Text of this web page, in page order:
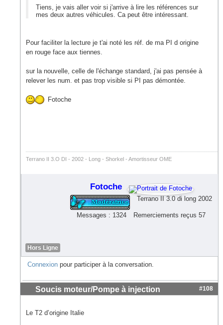
Tiens, je vais aller voir si j'arrive à lire les références sur
mes deux autres véhicules. Ca peut être intéressant.
Pour faciliter la lecture je t'ai noté les réf. de ma PI d origine
en rouge face aux tiennes.
sur la nouvelle, celle de l'échange standard, j'ai pas pensée à
relever les num. et pas trop visible si PI pas démontée.
Fotoche
Terrano II 3.O DI - 2002 - Long - Shorkel - Amortisseur OME
Fotoche
Terrano II 3.0 di long 2002
Messages : 1324 Remerciements reçus 57
Hors Ligne
Connexion pour participer à la conversation.
Soucis moteur/Pompe à injection #108
Le T2 d’origine Italie